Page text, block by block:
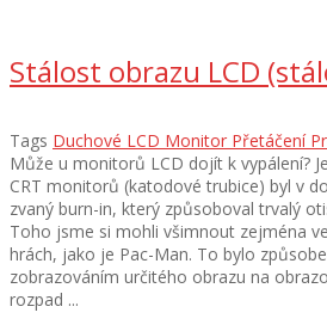
Stálost obrazu LCD
Tags Duchové LCD Monitor Přetáčení
Může u monitorů LCD dojít k vypálení?
CRT monitorů (katodové trubice) byl v
zvaný burn-in, který způsoboval trvalý
Toho jsme si mohli všimnout zejména
hrách, jako je Pac-Man. To bylo
zobrazováním určitého obrazu na
rozpad ...